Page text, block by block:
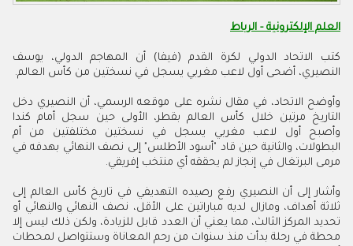
العلم الإلكترونية - الرباط
كتب الاتحاد الدولي لكرة القدم (فيفا) أن المهاجم الدولي، يوسف
النصيري، أضحى أول لاعب مغربي يسجل في نسختين من كأس العالم.
وأوضح الاتحاد، في مقال نشره على موقعه الرسمي، أن النصيري دخل
التاريخ مرتين خلال كأس العالم بقطر، الأولى حين سجل أمام كندا
وأصبح أول لاعب مغربي يسجل في نسختين مختلفتين من أم
البطولات، والثانية حين قاد "أسود الأطلس" إلى نصف النهائي بهدفه في
مرمى البرتغال في إنجاز لم يحققه أي منتخب إفريقي.
وأشار إلى أن النصيري رفع رصيده التهديفي في تاريخ كأس العالم إلى
ثلاثة أهداف، ومازال لديه مباراتين على الأقل، نصف النهائي والنهائي أو
تحديد المركز الثالث، مما يعني أن العدد قابل للزيادة، ولكن ذلك ليس إلا
محطة في رحلة بدأت منذ سنوات من رحم المعاناة وستتواصل لمحطات